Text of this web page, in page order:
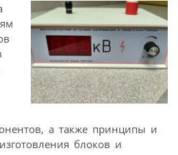
а также принципы и
блоков и